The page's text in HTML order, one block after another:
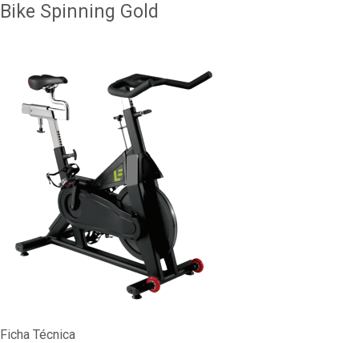
Bike Spinning Gold
Ficha Técnica